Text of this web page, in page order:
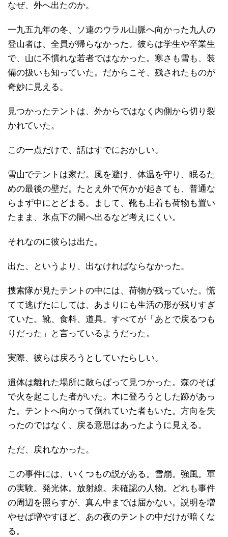
なぜ、外へ出たのか。
一九五九年の冬、ソ連のウラル山脈へ向かった九人の
登山者は、全員が帰らなかった。彼らは学生や卒業生
で、山に不慣れな若者ではなかった。寒さも雪も、装
備の扱いも知っていた。だからこそ、残されたものが
奇妙に見える。
見つかったテントは、外からではなく内側から切り裂
かれていた。
この一点だけで、話はすでにおかしい。
雪山でテントは家だ。風を避け、体温を守り、眠るた
めの最後の壁だ。たとえ外で何かが起きても、普通な
らまず中にとどまる。まして、靴も上着も荷物も置い
たまま、氷点下の闇へ出るなど考えにくい。
それなのに彼らは出た。
出た、というより、出なければならなかった。
捜索隊が見たテントの中には、荷物が残っていた。慌
てて逃げたにしては、あまりにも生活の形が残りすぎ
ていた。靴、食料、道具。すべてが「あとで戻るつも
りだった」と言っているようだった。
実際、彼らは戻ろうとしていたらしい。
遺体は離れた場所に散らばって見つかった。森のそば
で火を起こした者がいた。木に登ろうとした跡があっ
た。テントへ向かって倒れていた者もいた。方向を失
ったのではなく、戻る意思はあったように見える。
ただ、戻れなかった。
この事件には、いくつもの説がある。雪崩。強風。軍
の実験。発光体。放射線。未確認の人物。どれも事件
の周辺を照らすが、真ん中までは届かない。説明を増
やせば増やすほど、あの夜のテントの中だけが暗くな
る。